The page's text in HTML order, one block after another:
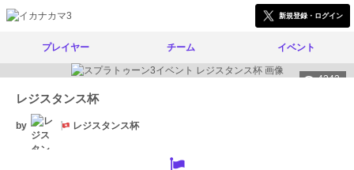
新規登録・ログイン
プレイヤー チーム イベント
4242
レジスタンス杯
by レジスタンス杯